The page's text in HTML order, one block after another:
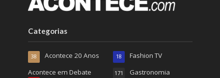
Categorias
Acontece 20 Anos
38
Acontece em Debate
Fashion TV
18
Gastronomia
171